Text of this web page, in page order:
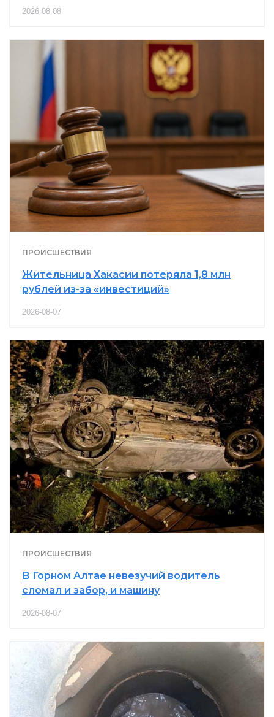
2026-08-08
ПРОИСШЕСТВИЯ
Жительница Хакасии потеряла 1,8 млн
рублей из-за «инвестиций»
2026-08-07
ПРОИСШЕСТВИЯ
В Горном Алтае невезучий водитель
сломал и забор, и машину
2026-08-07